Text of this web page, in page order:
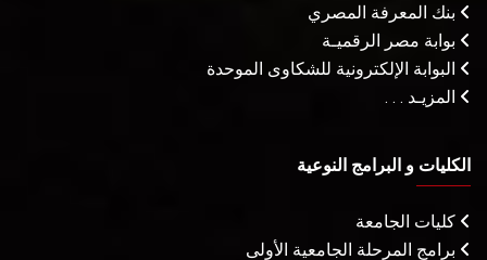
بنك المعرفة المصري
بوابة مصر الرقميـة
البوابة الإلكترونية للشكاوى الموحدة
المزيـد . . .
الكليات و البرامج النوعية
كليات الجامعة
برامج المرحلة الجامعية الأولى